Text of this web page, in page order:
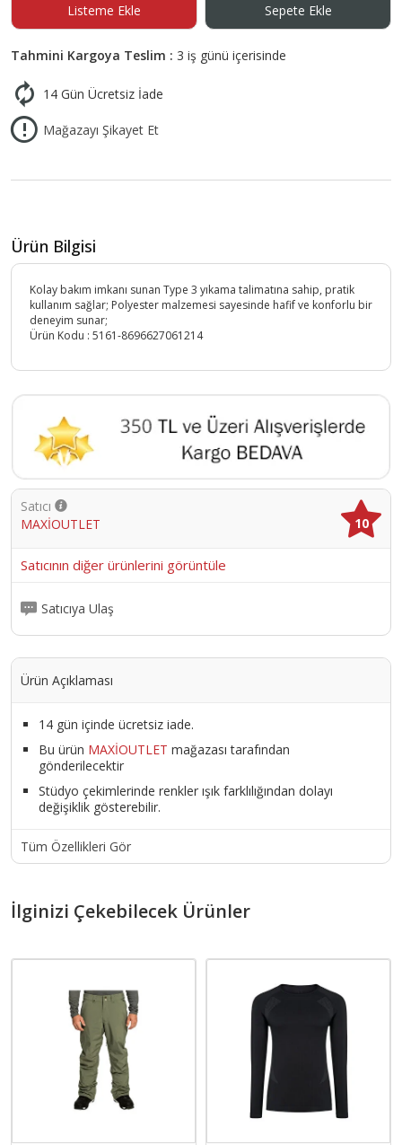
Listeme Ekle Sepete Ekle
Tahmini Kargoya Teslim : 3 iş günü içerisinde
14 Gün Ücretsiz İade
Mağazayı Şikayet Et
Ürün Bilgisi
Kolay bakım imkanı sunan Type 3 yıkama talimatına sahip, pratik
kullanım sağlar; Polyester malzemesi sayesinde hafif ve konforlu bir
deneyim sunar;
Ürün Kodu : 5161-8696627061214
Satıcı
MAXİOUTLET
10
Satıcının diğer ürünlerini görüntüle
Satıcıya Ulaş
Ürün Açıklaması
14 gün içinde ücretsiz iade.
Bu ürün MAXİOUTLET mağazası tarafından
gönderilecektir
Stüdyo çekimlerinde renkler ışık farklılığından dolayı
değişiklik gösterebilir.
Tüm Özellikleri Gör
İlginizi Çekebilecek Ürünler